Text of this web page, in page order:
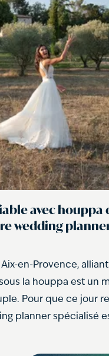
avec houppa
wedding
en-Provence,
la houppa est un
Pour que ce jour
planner spécialisé